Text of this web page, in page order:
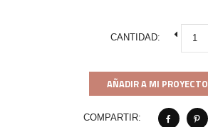
CANTIDAD:
AÑADIR A MI PROYECTO
COMPARTIR: